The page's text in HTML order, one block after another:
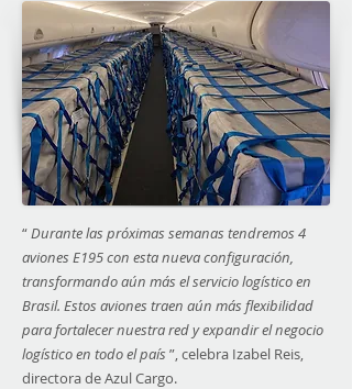
“Durante las próximas semanas tendremos 4
aviones E195 con esta nueva configuración,
transformando aún más el servicio logístico en
Brasil. Estos aviones traen aún más flexibilidad
para fortalecer nuestra red y expandir el negocio
logístico en todo el país ”, celebra Izabel Reis,
directora de Azul Cargo.